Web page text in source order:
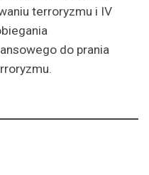
terroryzmu i IV
do prania